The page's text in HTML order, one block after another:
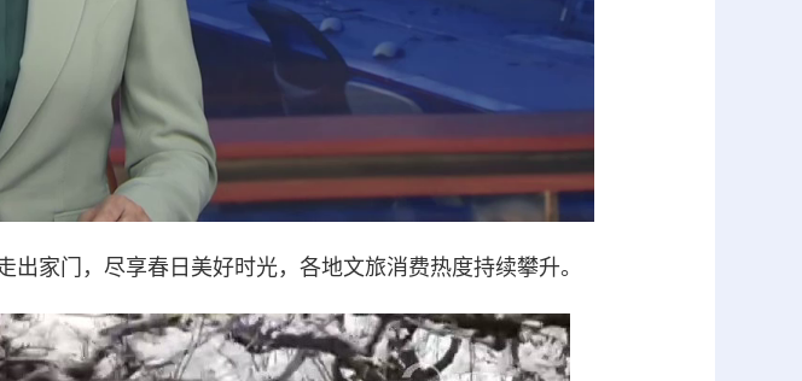
出家门，尽享春日美好时光，各地文旅消费热度持续攀升。